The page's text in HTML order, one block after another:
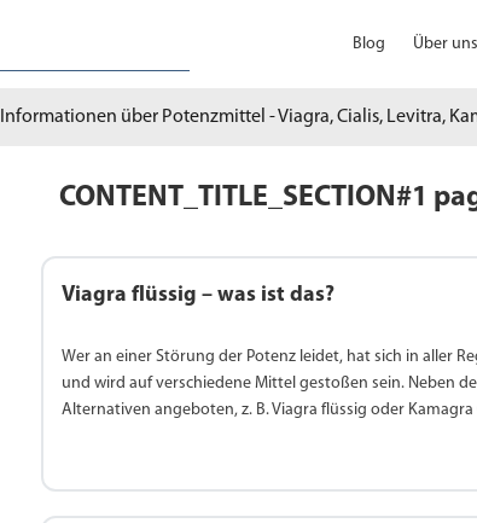
Blog Über uns
Informationen über Potenzmittel - Viagra, Cialis, Levitra,
CONTENT_TITLE_SECTION#1
Viagra flüssig – was ist das?
Wer an einer Störung der Potenz leidet, hat sich in aller
und wird auf verschiedene Mittel gestoßen sein. Neben
Alternativen angeboten, z. B. Viagra flüssig oder Kamagra